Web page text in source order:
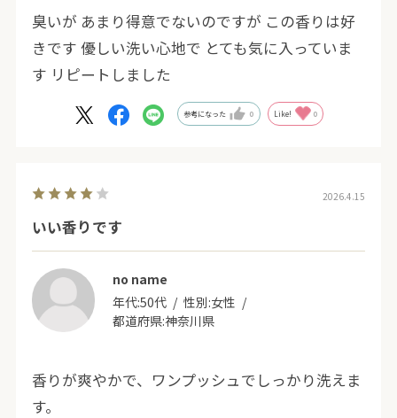
臭いが あまり得意でないのですが この香りは好
きです 優しい洗い心地で とても気に入っていま
す リピートしました
参考になった 0 Like! 0
2026.4.15
いい香りです
no name
年代:50代 性別:女性
都道府県:神奈川県
香りが爽やかで、ワンプッシュでしっかり洗えま
す。